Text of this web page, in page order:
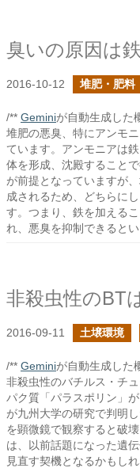
臭いの原因は
2016-10-12 堆肥・肥料
/** Geminiが自動生成した
堆肥の悪臭、特にアンモ
ています。アンモニアは
体を形成、沈殿すること
が前提となっていますが
成されるため、どちらに
す。つまり、鉄を加える
れ、悪臭を抑制できるとい
2016-09-11 土壌環境
/** Geminiが自動生成した
非殺虫性のバチルス・チ
パク質「パラスポリン」
が九州大学の研究で判明
を顕微鏡で観察すると破
は、以前話題になった遺
見直す契機となるかもし